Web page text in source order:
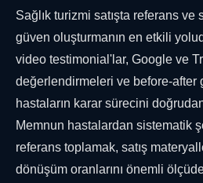
Sağlık turizmi satışta referans ve
güven oluşturmanın en etkili
video testimonial'lar, Google ve
değerlendirmeleri ve before-after
hastaların karar sürecini
Memnun hastalardan sistematik
referans toplamak, satış
dönüşüm oranlarını önemli